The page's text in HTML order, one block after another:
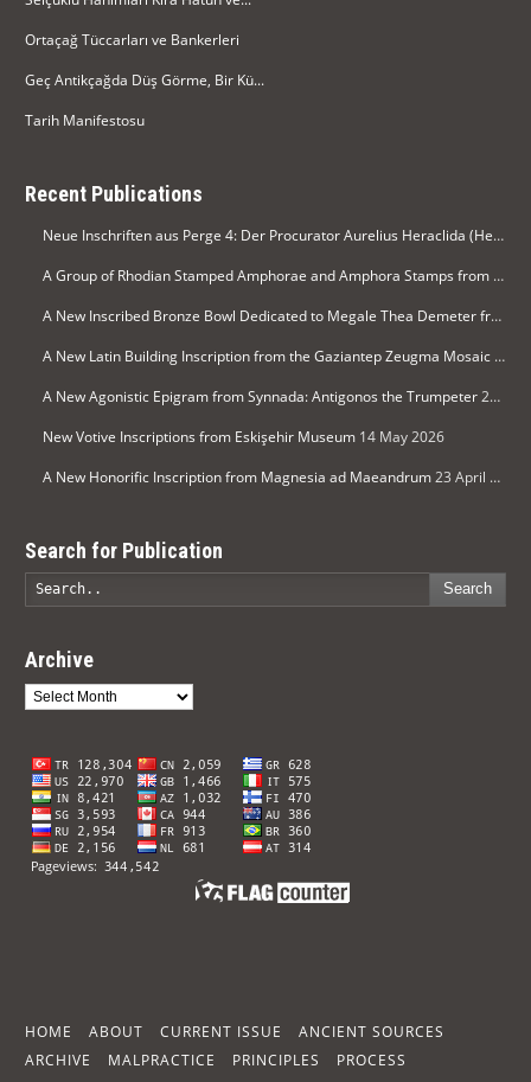
Ortaçağ Tüccarları ve Bankerleri
Geç Antikçağda Düş Görme, Bir Kü...
Tarih Manifestosu
Recent Publications
Neue Inschriften aus Perge 4: Der Procurator Aurelius Heraclida (Heraklides) ehrt Kaiser Diocletian in Perge
A Group of Rhodian Stamped Amphorae and Amphora Stamps from Silifke Museum
A New Inscribed Bronze Bowl Dedicated to Megale Thea Demeter from Arykanda
A New Latin Building Inscription from the Gaziantep Zeugma Mosaic Museum
A New Agonistic Epigram from Synnada: Antigonos the Trumpeter21 May 2026
New Votive Inscriptions from Eskişehir Museum 14 May 2026
A New Honorific Inscription from Magnesia ad Maeandrum23 April 2026
Search for Publication
Search
Archive
Archive
HOME ABOUT CURRENT ISSUE
ANCIENT SOURCES
ARCHIVE
MALPRACTICE PRINCIPLES
PROCESS